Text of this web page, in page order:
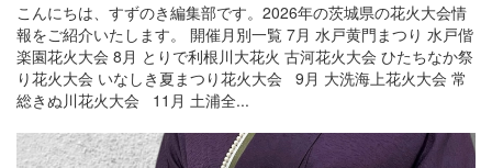
こんにちは、すずのき編集部です。2026年の茨城県の花火大会情
報をご紹介いたします。 開催月別一覧 7月 水戸黄門まつり 水戸偕
楽園花火大会 8月 とりで利根川大花火 古河花火大会 ひたちなか祭
り花火大会 いなしき夏まつり花火大会 9月 大洗海上花火大会 常
総きぬ川花火大会 11月 土浦全...